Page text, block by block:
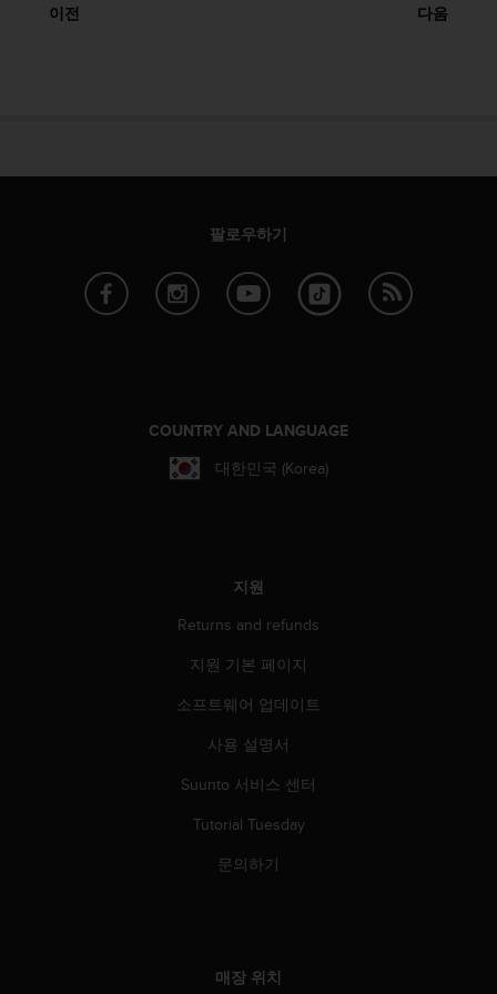
이전 다음
팔로우하기
COUNTRY AND LANGUAGE
대한민국 (Korea)
지원
Returns and refunds
지원 기본 페이지
소프트웨어 업데이트
사용 설명서
Suunto 서비스 센터
Tutorial Tuesday
문의하기
매장 위치